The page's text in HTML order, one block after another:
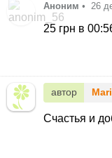
Аноним • 26
25 грн в
автор
Счастья и